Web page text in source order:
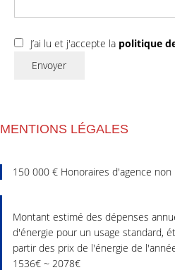
J’ai lu et j'accepte la politique
Envoyer
MENTIONS LÉGALES
150 000 € Honoraires d'agence non
Montant estimé des dépenses
d'énergie pour un usage standard,
partir des prix de l'énergie de
1536€ ~ 2078€